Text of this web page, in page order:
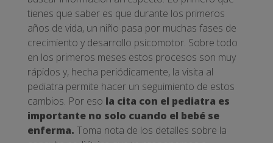
tienes que saber es que durante los primeros
años de vida, un niño pasa por muchas fases de
crecimiento y desarrollo psicomotor. Sobre todo
en los primeros meses estos procesos son muy
rápidos y, hecha periódicamente, la visita al
pediatra permite hacer un seguimiento de estos
cambios. Por eso la cita con el pediatra es
importante no solo cuando el bebé se
enferma. Toma nota de los detalles sobre la